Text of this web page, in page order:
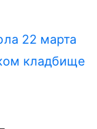
22 марта
кладбище